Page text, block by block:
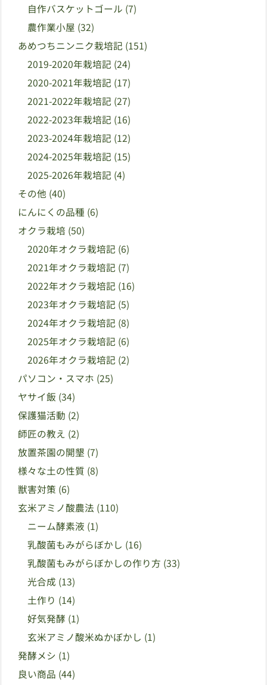
自作バスケットゴール (7)
農作業小屋 (32)
あめつちニンニク栽培記 (151)
2019-2020年栽培記 (24)
2020-2021年栽培記 (17)
2021-2022年栽培記 (27)
2022-2023年栽培記 (16)
2023-2024年栽培記 (12)
2024-2025年栽培記 (15)
2025-2026年栽培記 (4)
その他 (40)
にんにくの品種 (6)
オクラ栽培 (50)
2020年オクラ栽培記 (6)
2021年オクラ栽培記 (7)
2022年オクラ栽培記 (16)
2023年オクラ栽培記 (5)
2024年オクラ栽培記 (8)
2025年オクラ栽培記 (6)
2026年オクラ栽培記 (2)
パソコン・スマホ (25)
ヤサイ飯 (34)
保護猫活動 (2)
師匠の教え (2)
放置茶園の開墾 (7)
様々な土の性質 (8)
獣害対策 (6)
玄米アミノ酸農法 (110)
ニーム酵素液 (1)
乳酸菌もみがらぼかし (16)
乳酸菌もみがらぼかしの作り方 (33)
光合成 (13)
土作り (14)
好気発酵 (1)
玄米アミノ酸米ぬかぼかし (1)
発酵メシ (1)
良い商品 (44)